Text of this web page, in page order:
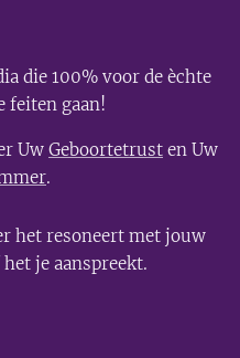
die 100% voor de èchte
feiten gaan!
Uw Geboortetrust en Uw
.
het resoneert met jouw
je aanspreekt.